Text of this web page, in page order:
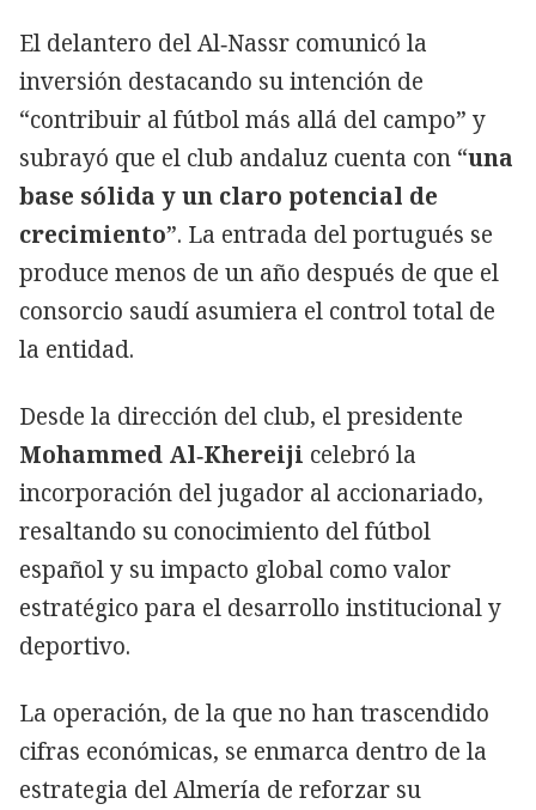
El delantero del Al‑Nassr comunicó la
inversión destacando su intención de
“contribuir al fútbol más allá del campo” y
subrayó que el club andaluz cuenta con “una
base sólida y un claro potencial de
crecimiento”. La entrada del portugués se
produce menos de un año después de que el
consorcio saudí asumiera el control total de
la entidad.
Desde la dirección del club, el presidente
Mohammed Al‑Khereiji celebró la
incorporación del jugador al accionariado,
resaltando su conocimiento del fútbol
español y su impacto global como valor
estratégico para el desarrollo institucional y
deportivo.
La operación, de la que no han trascendido
cifras económicas, se enmarca dentro de la
estrategia del Almería de reforzar su